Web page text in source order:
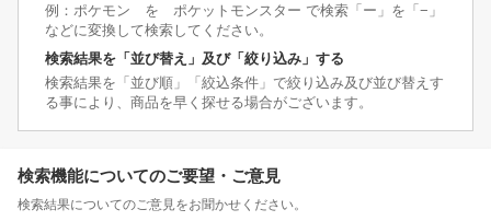
例：ポケモン を ポケットモンスター で検索「ー」を「−」
などに変換して検索してください。
検索結果を「並び替え」及び「絞り込み」する
検索結果を「並び順」「絞込条件」で絞り込み及び並び替えす
る事により、商品を早く探せる場合がございます。
検索機能についてのご要望・ご意見
検索結果についてのご意見をお聞かせください。